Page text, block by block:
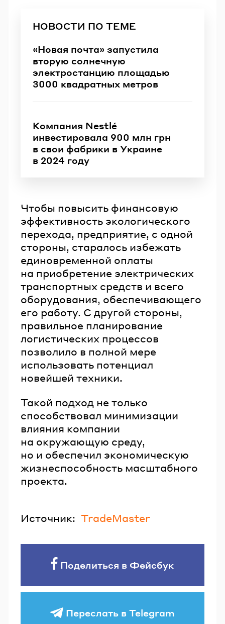
НОВОСТИ ПО ТЕМЕ
«Новая почта» запустила
вторую солнечную
электростанцию площадью
3000 квадратных метров
Компания Nestlé
инвестировала 900 млн грн
в свои фабрики в Украине
в 2024 году
Чтобы повысить финансовую
эффективность экологического
перехода, предприятие, с одной
стороны, старалось избежать
единовременной оплаты
на приобретение электрических
транспортных средств и всего
оборудования, обеспечивающего
его работу. С другой стороны,
правильное планирование
логистических процессов
позволило в полной мере
использовать потенциал
новейшей техники.
Такой подход не только
способствовал минимизации
влияния компании
на окружающую среду,
но и обеспечил экономическую
жизнеспособность масштабного
проекта.
Источник: TradeMaster
Поделиться в Фейсбук
Переслать в Telegram